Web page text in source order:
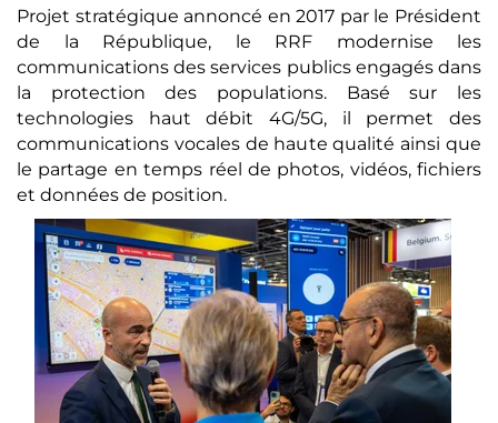
Projet stratégique annoncé en 2017 par le Président
de la République, le RRF modernise les
communications des services publics engagés dans
la protection des populations. Basé sur les
technologies haut débit 4G/5G, il permet des
communications vocales de haute qualité ainsi que
le partage en temps réel de photos, vidéos, fichiers
et données de position.